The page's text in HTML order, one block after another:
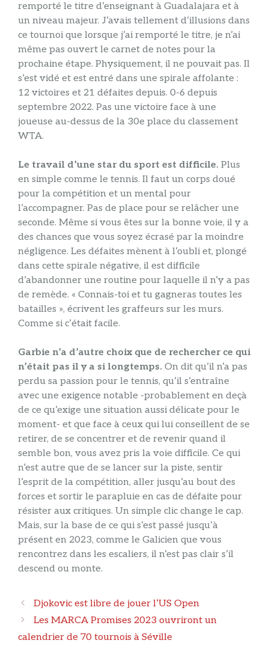
remporté le titre d’enseignant à Guadalajara et à
un niveau majeur. J’avais tellement d’illusions dans
ce tournoi que lorsque j’ai remporté le titre, je n’ai
même pas ouvert le carnet de notes pour la
prochaine étape. Physiquement, il ne pouvait pas. Il
s’est vidé et est entré dans une spirale affolante :
12 victoires et 21 défaites depuis. 0-6 depuis
septembre 2022. Pas une victoire face à une
joueuse au-dessus de la 30e place du classement
WTA.
Le travail d’une star du sport est difficile. Plus
en simple comme le tennis. Il faut un corps doué
pour la compétition et un mental pour
l’accompagner. Pas de place pour se relâcher une
seconde. Même si vous êtes sur la bonne voie, il y a
des chances que vous soyez écrasé par la moindre
négligence. Les défaites mènent à l’oubli et, plongé
dans cette spirale négative, il est difficile
d’abandonner une routine pour laquelle il n’y a pas
de remède. « Connais-toi et tu gagneras toutes les
batailles », écrivent les graffeurs sur les murs.
Comme si c’était facile.
Garbie n’a d’autre choix que de rechercher ce qui
n’était pas il y a si longtemps. On dit qu’il n’a pas
perdu sa passion pour le tennis, qu’il s’entraîne
avec une exigence notable -probablement en deçà
de ce qu’exige une situation aussi délicate pour le
moment- et que face à ceux qui lui conseillent de se
retirer, de se concentrer et de revenir quand il
semble bon, vous avez pris la voie difficile. Ce qui
n’est autre que de se lancer sur la piste, sentir
l’esprit de la compétition, aller jusqu’au bout des
forces et sortir le parapluie en cas de défaite pour
résister aux critiques. Un simple clic change le cap.
Mais, sur la base de ce qui s’est passé jusqu’à
présent en 2023, comme le Galicien que vous
rencontrez dans les escaliers, il n’est pas clair s’il
descend ou monte.
Navigation
des
articles
Djokovic est libre de jouer l’US Open
Les MARCA Promises 2023 ouvriront un
calendrier de 70 tournois à Séville